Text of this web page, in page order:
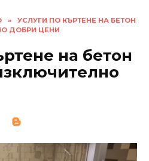
»
УСЛУГИ ПО КЪРТЕНЕ НА БЕТОН
ДОБРИ ЦЕНИ
на бетон